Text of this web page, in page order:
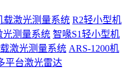
载激光测量系统 R2轻小型机
光测量系统 智喙S1轻小型机
激光测量系统 ARS-1200机
平台激光雷达